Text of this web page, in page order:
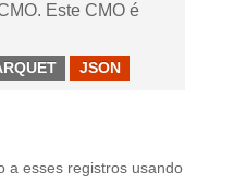
Este CMO é
JSON
a esses registros usando